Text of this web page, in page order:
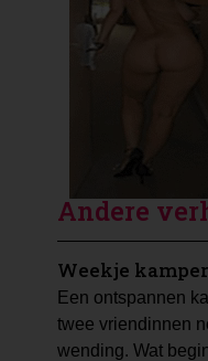
Andere
Weekje
Een ontspannen
twee vriendinnen
wending. Wat